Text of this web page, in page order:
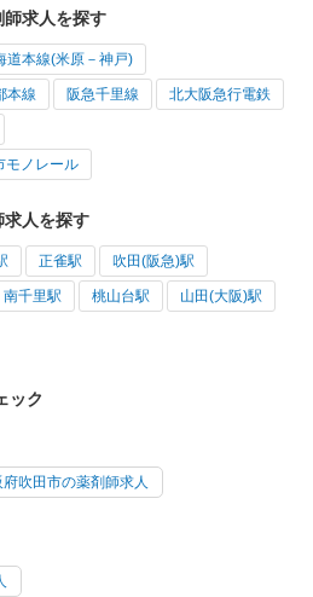
求人を探す
道本線(米原－神戸)
本線 阪急千里線 北大阪急行電鉄
モノレール
求人を探す
正雀駅 吹田(阪急)駅
南千里駅 桃山台駅 山田(大阪)駅
ック
府吹田市の薬剤師求人